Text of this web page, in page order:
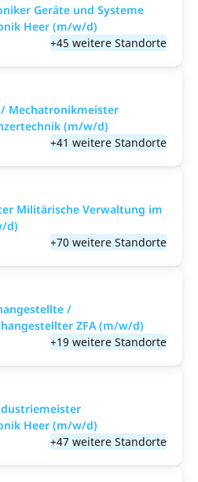
Geräte und Systeme
Heer (m/w/d)
+45 weitere Standorte
Mechatronikmeister
(m/w/d)
+41 weitere Standorte
Militärische Verwaltung im
d)
+70 weitere Standorte
/
ZFA (m/w/d)
+19 weitere Standorte
Heer (m/w/d)
+47 weitere Standorte